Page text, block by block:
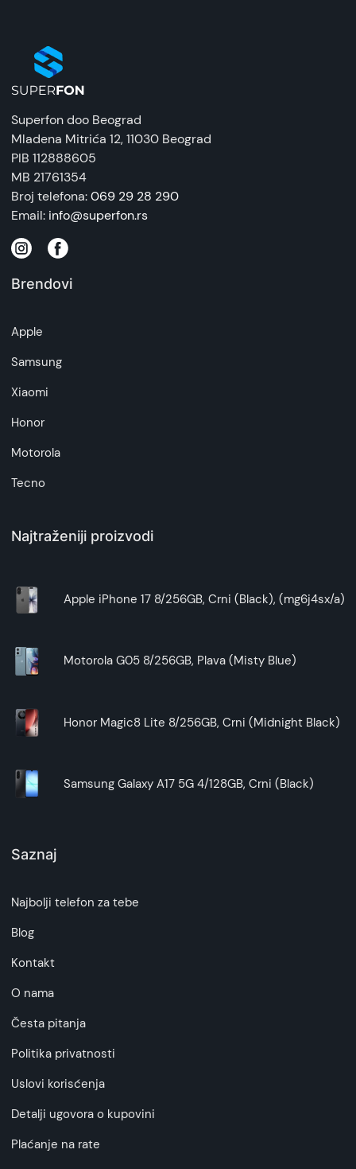
Superfon
EAN:
745883862115
Zemlja porekla:
Kina
Prava potrošača:
Zagarantovana sva prava kupaca po osnovu
na daljinu, uslove reklamacije i povrata pročitajte
artikala budu što tačnije i detaljnije ali ne može
da garantuje da su svi podaci apsolutno ispravni.
Superfon doo Beograd
Mladena Mitrića 12, 11030 Beograd
PIB 112888605
MB 21761354
Broj telefona:069 29 28 290
Email: info@superfon.rs
Brendovi
Apple
Samsung
Xiaomi
Honor
Motorola
Tecno
Najtraženiji proizvodi
Apple iPhone 17 8/256GB, Crni (Black), (mg6j4sx/a)
Motorola G05 8/256GB, Plava (Misty Blue)
Honor Magic8 Lite 8/256GB, Crni (Midnight Black)
Samsung Galaxy A17 5G 4/128GB, Crni (Black)
Saznaj
Najbolji telefon za tebe
Blog
Kontakt
O nama
Česta pitanja
Politika privatnosti
Uslovi korisćenja
Detalji ugovora o kupovini
Plaćanje na rate